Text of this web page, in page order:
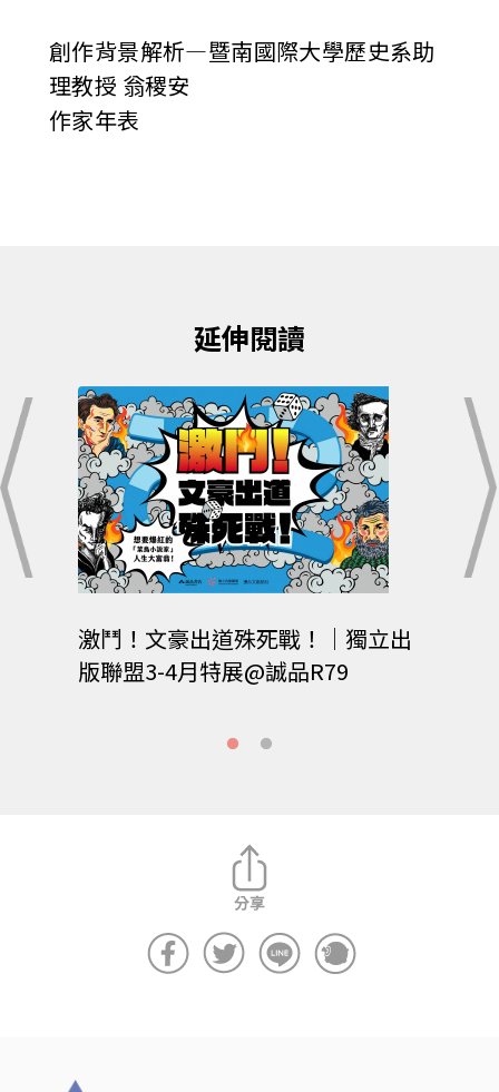
創作背景解析—暨南國際大學歷史系助
理教授 翁稷安
作家年表
延伸閱讀
激鬥！文豪出道殊死戰！｜獨立出
版聯盟3-4月特展@誠品R79